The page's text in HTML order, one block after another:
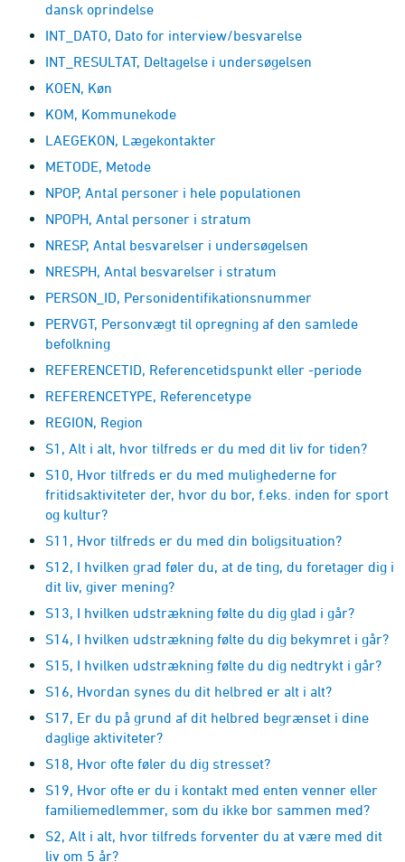
dansk oprindelse
INT_DATO, Dato for interview/besvarelse
INT_RESULTAT, Deltagelse i undersøgelsen
KOEN, Køn
KOM, Kommunekode
LAEGEKON, Lægekontakter
METODE, Metode
NPOP, Antal personer i hele populationen
NPOPH, Antal personer i stratum
NRESP, Antal besvarelser i undersøgelsen
NRESPH, Antal besvarelser i stratum
PERSON_ID, Personidentifikationsnummer
PERVGT, Personvægt til opregning af den samlede
befolkning
REFERENCETID, Referencetidspunkt eller -periode
REFERENCETYPE, Referencetype
REGION, Region
S1, Alt i alt, hvor tilfreds er du med dit liv for tiden?
S10, Hvor tilfreds er du med mulighederne for
fritidsaktiviteter der, hvor du bor, f.eks. inden for sport
og kultur?
S11, Hvor tilfreds er du med din boligsituation?
S12, I hvilken grad føler du, at de ting, du foretager dig i
dit liv, giver mening?
S13, I hvilken udstrækning følte du dig glad i går?
S14, I hvilken udstrækning følte du dig bekymret i går?
S15, I hvilken udstrækning følte du dig nedtrykt i går?
S16, Hvordan synes du dit helbred er alt i alt?
S17, Er du på grund af dit helbred begrænset i dine
daglige aktiviteter?
S18, Hvor ofte føler du dig stresset?
S19, Hvor ofte er du i kontakt med enten venner eller
familiemedlemmer, som du ikke bor sammen med?
S2, Alt i alt, hvor tilfreds forventer du at være med dit
liv om 5 år?